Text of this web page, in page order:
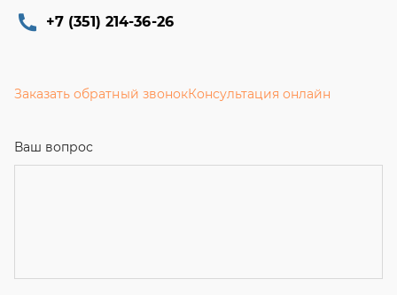
+7 (351) 214-36-26
Заказать обратный звонокКонсультация онлайн
Ваш вопрос